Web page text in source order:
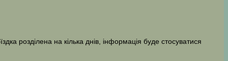
розділена на кілька днів, інформація буде стосуватися